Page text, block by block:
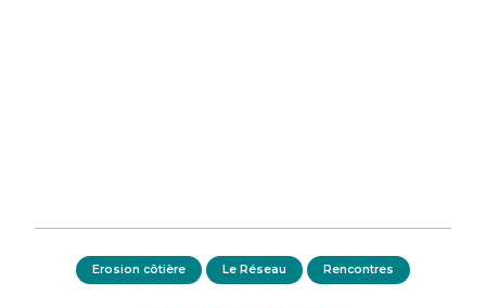
Erosion côtière Le Réseau Rencontres